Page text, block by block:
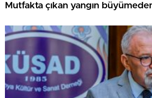
Mutfakta çıkan yangın